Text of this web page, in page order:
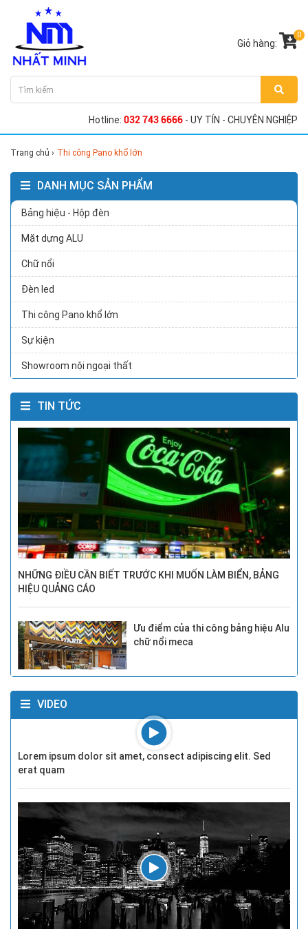
Giỏ hàng:
0
Hotline: 032 743 6666 - UY TÍN - CHUYÊN NGHIỆP
Trang chủ › Thi công Pano khổ lớn
DANH MỤC SẢN PHẨM
Bảng hiệu - Hộp đèn
Mặt dựng ALU
Chữ nổi
Đèn led
Thi công Pano khổ lớn
Sự kiện
Showroom nội ngoại thất
TIN TỨC
NHỮNG ĐIỀU CẦN BIẾT TRƯỚC KHI MUỐN LÀM BIỂN, BẢNG
HIỆU QUẢNG CÁO
Ưu điểm của thi công bảng hiệu Alu
chữ nổi meca
VIDEO
Lorem ipsum dolor sit amet, consect adipiscing elit. Sed
erat quam